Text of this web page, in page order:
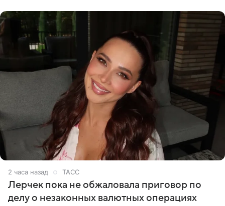
2 часа назад ТАСС
Лерчек пока не обжаловала приговор по
делу о незаконных валютных операциях